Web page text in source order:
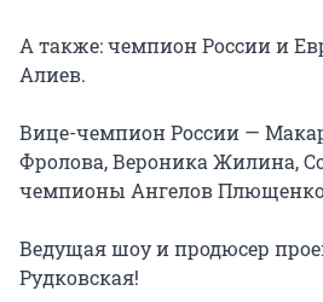
А также: чемпион России и
Алиев.
Вице-чемпион России —
Фролова, Вероника Жилина,
чемпионы Ангелов
Ведущая шоу и продюсер
Рудковская!